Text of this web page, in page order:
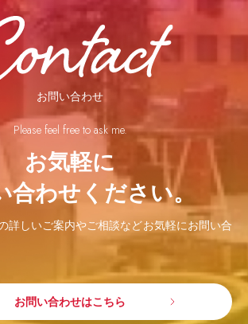
お問い合わせ
Please feel free to ask me.
お気軽に
合わせください。
詳しいご案内やご相談などお気軽にお問い合
お問い合わせはこちら